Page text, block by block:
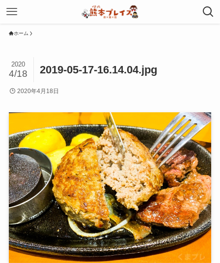
ホーム
2019-05-17-16.14.04.jpg
2020
4/18
2020年4月18日